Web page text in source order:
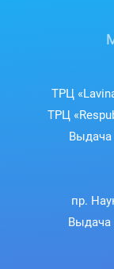
ТРЦ
ТРЦ
Выдача
пр.
Выдача